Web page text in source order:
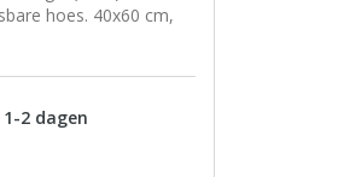
hoes. 40x60 cm,
1-2 dagen